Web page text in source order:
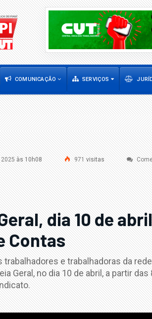
COMUNICAÇÃO SERVIÇOS
às 10h08 971visitas
dia 10 de
Contas
trabalhadores e trabalhadoras da
Geral, no dia 10 de abril, a partir